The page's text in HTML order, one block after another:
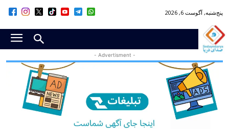
پنج‌شنبه, آگوست 6, 2026
- Advertisment -